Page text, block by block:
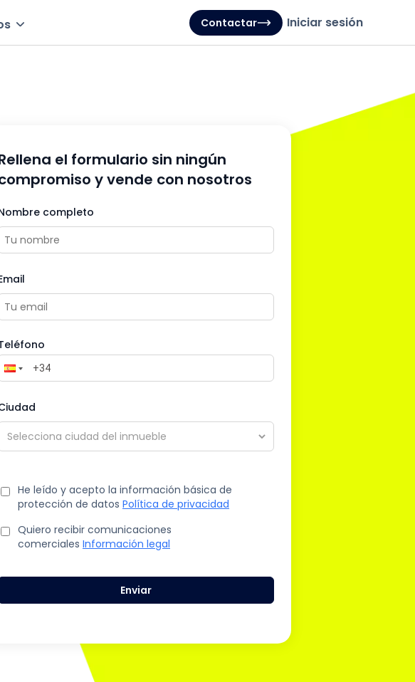
Contactar Iniciar sesión
el formulario sin ningún
y vende con nosotros
completo
He leído y acepto la información básica de
protección de datos Política de privacidad
Quiero recibir comunicaciones
comerciales Información legal
Enviar